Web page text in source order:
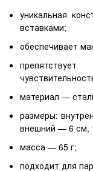
уникальная
вставками;
обеспечивает
материал —
размеры:
внешний — 6 см,
масса — 65 г;
подходит для